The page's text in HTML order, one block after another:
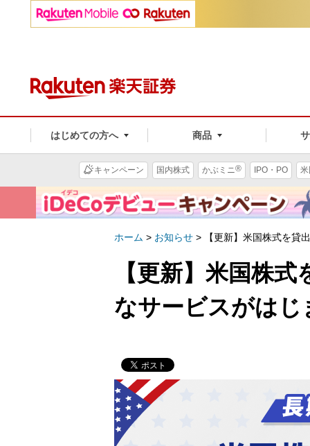
はじめての方へ 商品
キャンペーン 国内株式 かぶミニ® IPO・PO
ホーム > お知らせ > 【更新】米国株式を貸
【更新】米国株
なサービスがはじ